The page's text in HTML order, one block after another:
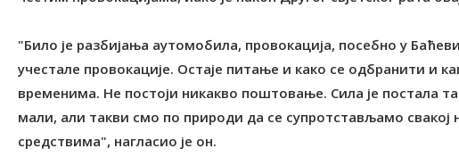
"Било је разбијања аутомобила, провокација, посебно у
учестале провокације. Остаје питање и како се одбранити и
временима. Не постоји никакво поштовање. Сила је постала
мали, али такви смо по природи да се супротстављамо
средствима", нагласио је он.